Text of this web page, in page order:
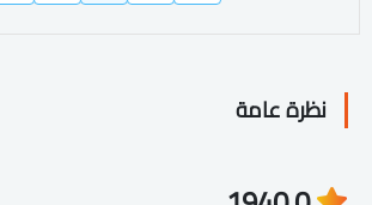
نظرة عامة